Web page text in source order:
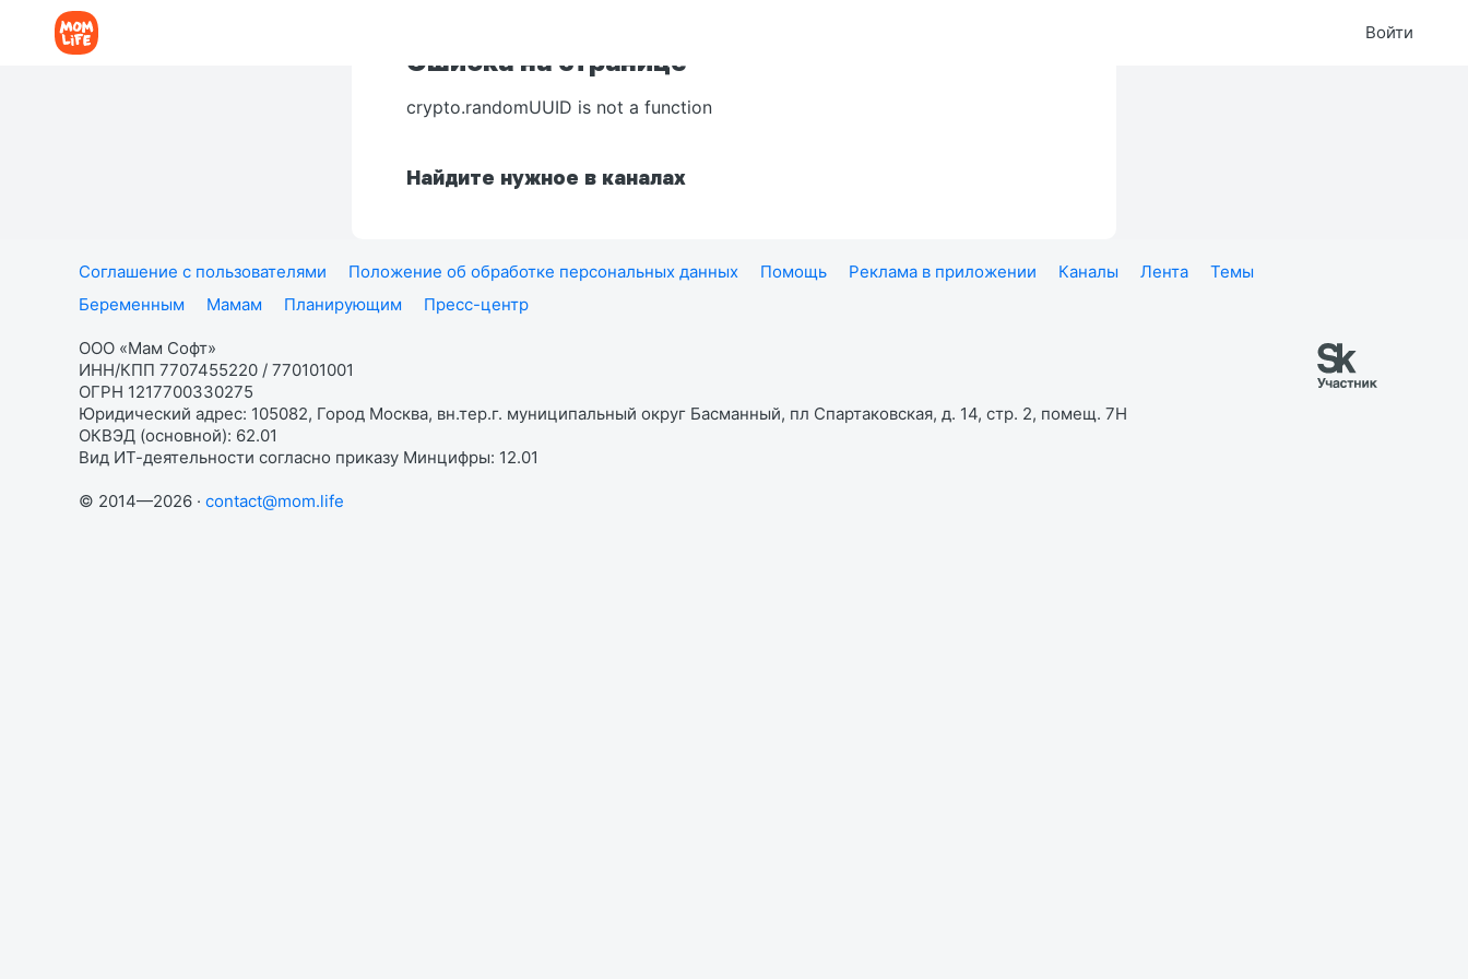
Войти
Ошибка на странице
crypto.randomUUID is not a function
Найдите нужное в каналах
Соглашение с пользователями Положение об обработке персональных данных Помощь Реклама в приложении Каналы Лента
Темы
Беременным
Мамам Планирующим Пресс-центр
ООО «Мам Софт»
ИНН/КПП 7707455220 / 770101001
ОГРН 1217700330275
Юридический адрес: 105082, Город Москва, вн.тер.г. муниципальный округ Басманный, пл Спартаковская, д. 14, стр. 2, помещ. 7Н
ОКВЭД (основной): 62.01
Вид ИТ-деятельности согласно приказу Минцифры: 12.01
© 2014—2026 · contact@mom.life